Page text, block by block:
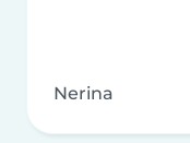
Nerina